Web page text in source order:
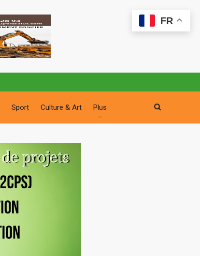
Sport Culture & Art Plus
FR